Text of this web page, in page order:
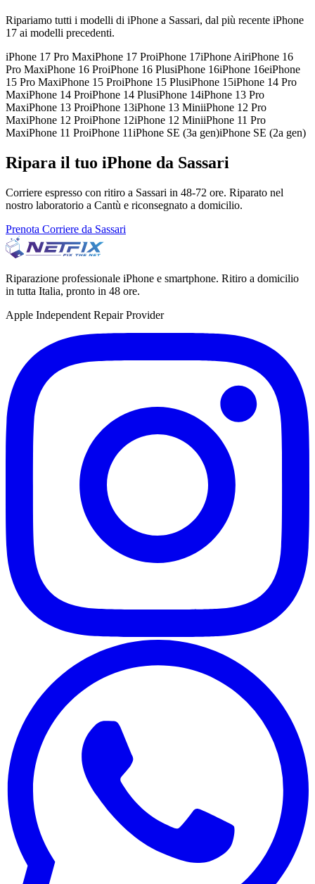
Ripariamo tutti i modelli di iPhone a Sassari, dal più recente iPhone
17 ai modelli precedenti.
iPhone 17 Pro MaxiPhone 17 ProiPhone 17iPhone AiriPhone 16
Pro MaxiPhone 16 ProiPhone 16 PlusiPhone 16iPhone 16eiPhone
15 Pro MaxiPhone 15 ProiPhone 15 PlusiPhone 15iPhone 14 Pro
MaxiPhone 14 ProiPhone 14 PlusiPhone 14iPhone 13 Pro
MaxiPhone 13 ProiPhone 13iPhone 13 MiniiPhone 12 Pro
MaxiPhone 12 ProiPhone 12iPhone 12 MiniiPhone 11 Pro
MaxiPhone 11 ProiPhone 11iPhone SE (3a gen)iPhone SE (2a gen)
Ripara il tuo iPhone da Sassari
Corriere espresso con ritiro a Sassari in 48-72 ore. Riparato nel
nostro laboratorio a Cantù e riconsegnato a domicilio.
Prenota Corriere da Sassari
Riparazione professionale iPhone e smartphone. Ritiro a domicilio
in tutta Italia, pronto in 48 ore.
Apple Independent Repair Provider